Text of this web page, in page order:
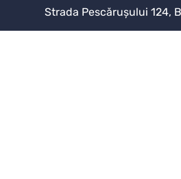
Strada Pescărușului 124,